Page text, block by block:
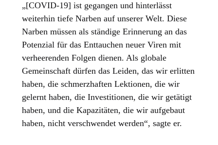
„[COVID-19] ist gegangen und hinterlässt
weiterhin tiefe Narben auf unserer Welt. Diese
Narben müssen als ständige Erinnerung an das
Potenzial für das Enttauchen neuer Viren mit
verheerenden Folgen dienen. Als globale
Gemeinschaft dürfen das Leiden, das wir erlitten
haben, die schmerzhaften Lektionen, die wir
gelernt haben, die Investitionen, die wir getätigt
haben, und die Kapazitäten, die wir aufgebaut
haben, nicht verschwendet werden“, sagte er.